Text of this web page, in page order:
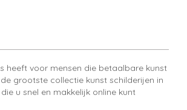
heeft voor mensen die betaalbare kunst
grootste collectie kunst schilderijen in
u snel en makkelijk online kunt